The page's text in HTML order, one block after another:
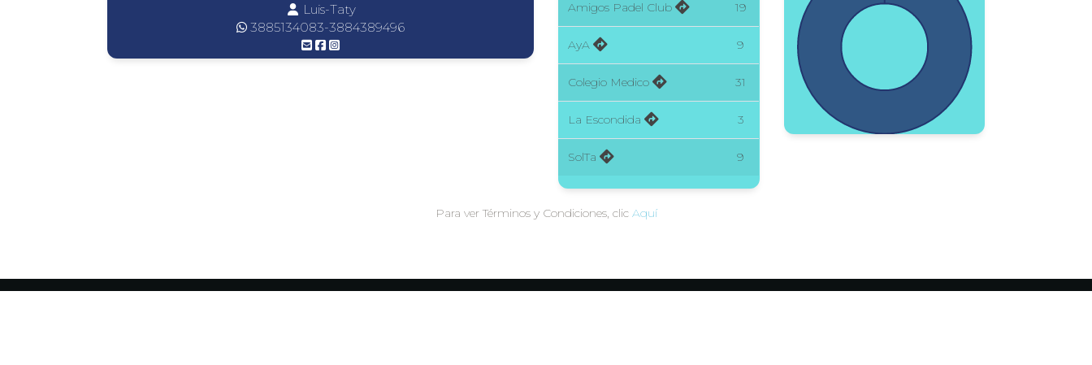
Luis-Taty
3885134083-3884389496
Amigos Padel Club 19
AyA 9
Colegio Medico 31
La Escondida 3
SolTa 9
Para ver Términos y Condiciones, clic Aquí